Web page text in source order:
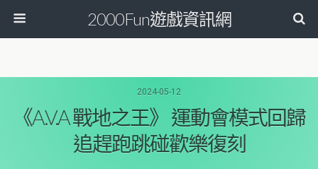
2000Fun遊戲資訊網
2024-05-12
《A.V.A 戰地之王》 運動會模式回歸
追趕跑跳碰歡樂復刻